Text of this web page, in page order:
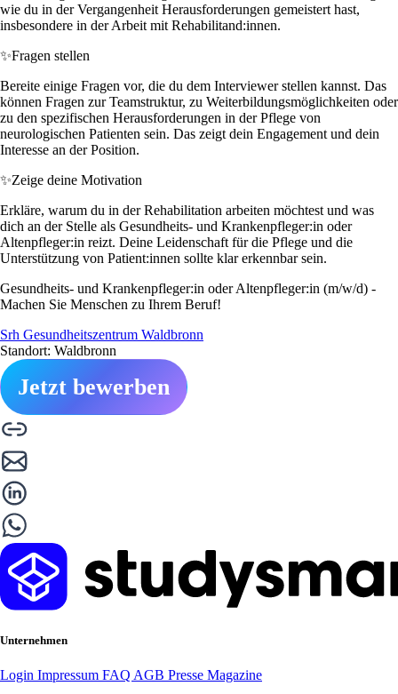
wie du in der Vergangenheit Herausforderungen gemeistert hast,
insbesondere in der Arbeit mit Rehabilitand:innen.
✨Fragen stellen
Bereite einige Fragen vor, die du dem Interviewer stellen kannst. Das
können Fragen zur Teamstruktur, zu Weiterbildungsmöglichkeiten oder
zu den spezifischen Herausforderungen in der Pflege von
neurologischen Patienten sein. Das zeigt dein Engagement und dein
Interesse an der Position.
✨Zeige deine Motivation
Erkläre, warum du in der Rehabilitation arbeiten möchtest und was
dich an der Stelle als Gesundheits- und Krankenpfleger:in oder
Altenpfleger:in reizt. Deine Leidenschaft für die Pflege und die
Unterstützung von Patient:innen sollte klar erkennbar sein.
Gesundheits- und Krankenpfleger:in oder Altenpfleger:in (m/w/d) -
Machen Sie Menschen zu Ihrem Beruf!
Srh Gesundheitszentrum Waldbronn
Standort: Waldbronn
Jetzt bewerben
Unternehmen
Login Impressum FAQ AGB Presse Magazine